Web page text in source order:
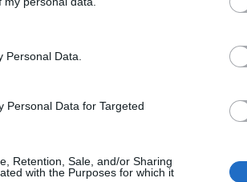
Data.
Personal Data for Targeted
Retention, Sale, and/or Sharing
with the Purposes for which it
d'haver fet un mal examen és
acaben sent millors del que els